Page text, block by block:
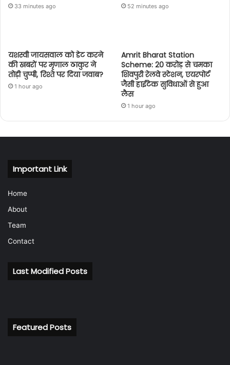
33 minutes ago 52 minutes ago
यशस्वी जायसवाल को डेट करने
की खबरों पर मृणाल ठाकुर ने
तोड़ी चुप्पी, रिश्ते पर दिया जवाब?
1 hour ago
Amrit Bharat Station
Scheme: 20 करोड़ से चमका
शिवपुरी रेलवे स्टेशन, एयरपोर्ट
जैसी हाईटेक सुविधाओं से हुआ
लैस
1 hour ago
Important Link
Home
About
Team
Contact
Last Modified Posts
Featured Posts